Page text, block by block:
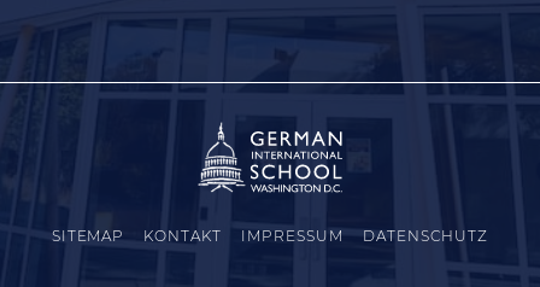
SITEMAP KONTAKT IMPRESSUM DATENSCHUTZ